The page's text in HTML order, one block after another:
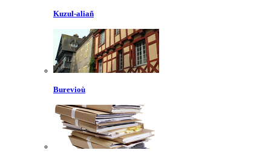
Kuzul-aliañ
Burevioù